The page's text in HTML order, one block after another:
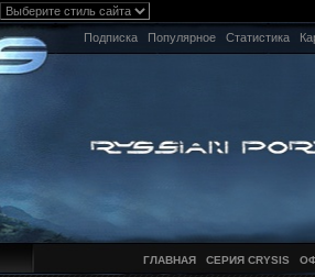
Подписка Популярное Статистика
ГЛАВНАЯ СЕРИЯ CRYSIS